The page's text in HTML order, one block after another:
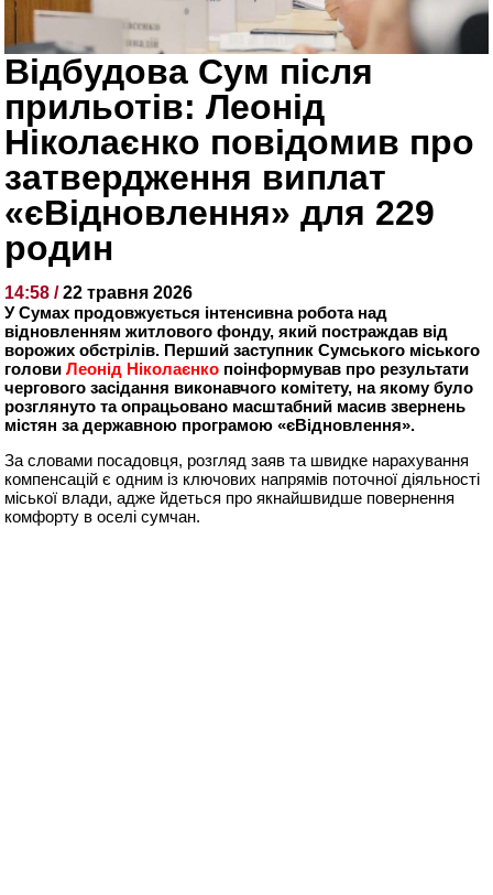
Відбудова Сум після
прильотів: Леонід
Ніколаєнко повідомив про
затвердження виплат
«єВідновлення» для 229
родин
14:58 /22 травня 2026
У Сумах продовжується інтенсивна робота над
відновленням житлового фонду, який постраждав від
ворожих обстрілів. Перший заступник Сумського міського
головиЛеонід Ніколаєнко поінформував про результати
чергового засідання виконавчого комітету, на якому було
розглянуто та опрацьовано масштабний масив звернень
містян за державною програмою «єВідновлення».
За словами посадовця, розгляд заяв та швидке нарахування
компенсацій є одним із ключових напрямів поточної діяльності
міської влади, адже йдеться про якнайшвидше повернення
комфорту в оселі сумчан.